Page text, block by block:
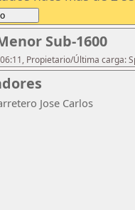
Sub-1600
Propietario/Última carga:
Jose Carlos